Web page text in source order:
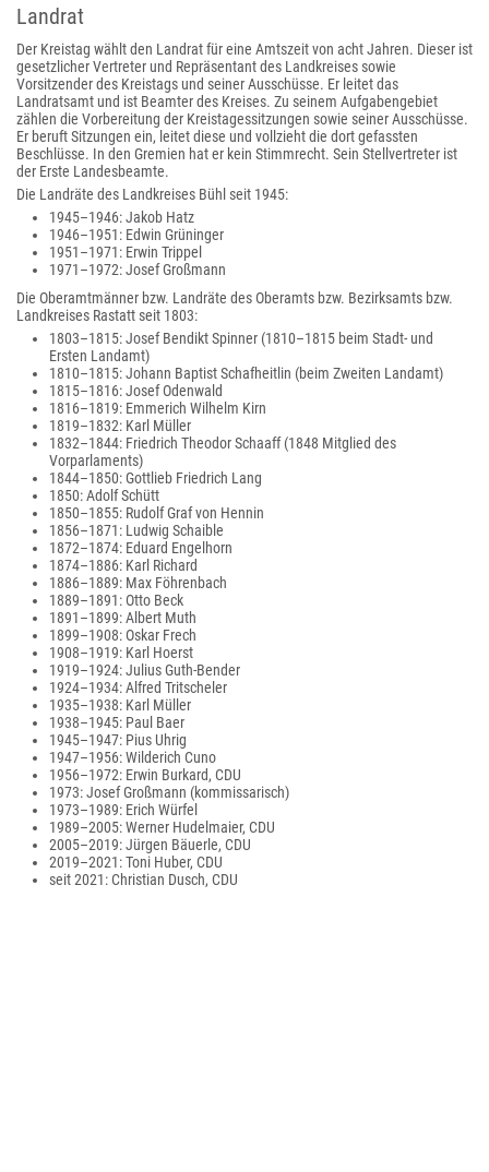
Landrat
Der Kreistag wählt den Landrat für eine Amtszeit von acht Jahren. Dieser ist
gesetzlicher Vertreter und Repräsentant des Landkreises sowie
Vorsitzender des Kreistags und seiner Ausschüsse. Er leitet das
Landratsamt und ist Beamter des Kreises. Zu seinem Aufgabengebiet
zählen die Vorbereitung der Kreistagessitzungen sowie seiner Ausschüsse.
Er beruft Sitzungen ein, leitet diese und vollzieht die dort gefassten
Beschlüsse. In den Gremien hat er kein Stimmrecht. Sein Stellvertreter ist
der Erste Landesbeamte.
Die Landräte des Landkreises Bühl seit 1945:
1945–1946: Jakob Hatz
1946–1951: Edwin Grüninger
1951–1971: Erwin Trippel
1971–1972: Josef Großmann
Die Oberamtmänner bzw. Landräte des Oberamts bzw. Bezirksamts bzw.
Landkreises Rastatt seit 1803:
1803–1815: Josef Bendikt Spinner (1810–1815 beim Stadt- und
Ersten Landamt)
1810–1815: Johann Baptist Schafheitlin (beim Zweiten Landamt)
1815–1816: Josef Odenwald
1816–1819: Emmerich Wilhelm Kirn
1819–1832: Karl Müller
1832–1844: Friedrich Theodor Schaaff (1848 Mitglied des
Vorparlaments)
1844–1850: Gottlieb Friedrich Lang
1850: Adolf Schütt
1850–1855: Rudolf Graf von Hennin
1856–1871: Ludwig Schaible
1872–1874: Eduard Engelhorn
1874–1886: Karl Richard
1886–1889: Max Föhrenbach
1889–1891: Otto Beck
1891–1899: Albert Muth
1899–1908: Oskar Frech
1908–1919: Karl Hoerst
1919–1924: Julius Guth-Bender
1924–1934: Alfred Tritscheler
1935–1938: Karl Müller
1938–1945: Paul Baer
1945–1947: Pius Uhrig
1947–1956: Wilderich Cuno
1956–1972: Erwin Burkard, CDU
1973: Josef Großmann (kommissarisch)
1973–1989: Erich Würfel
1989–2005: Werner Hudelmaier, CDU
2005–2019: Jürgen Bäuerle, CDU
2019–2021: Toni Huber, CDU
seit 2021: Christian Dusch, CDU